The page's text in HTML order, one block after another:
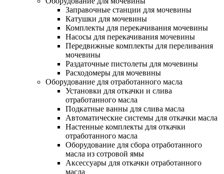
Заправочные станции для мочевины
Катушки для мочевины
Комплекты для перекачивания мочевины
Насосы для перекачивания мочевины
Передвижные комплекты для переливания
мочевины
Раздаточные пистолеты для мочевины
Расходомеры для мочевины
Оборудование для отработанного масла
Установки для откачки и слива
отработанного масла
Подкатные ванны для слива масла
Автоматические системы для откачки масла
Настенные комплекты для откачки
отработанного масла
Оборудование для сбора отработанного
масла из сотровой ямы
Аксессуары для откачки отработанного
масла